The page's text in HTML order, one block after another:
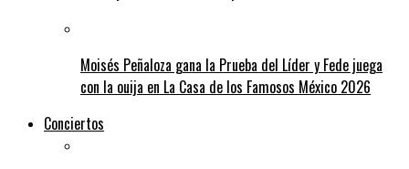
Moisés Peñaloza gana la Prueba del Líder y Fede juega
con la ouija en La Casa de los Famosos México 2026
Conciertos